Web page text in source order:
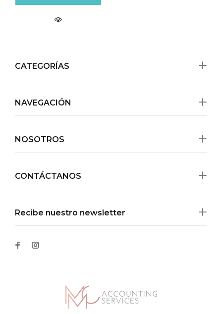
Recibe nuestro newsletter
CATEGORÍAS
NAVEGACIÓN
NOSOTROS
CONTÁCTANOS